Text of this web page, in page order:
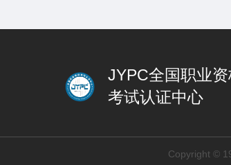
JYPC全国职业资
考试认证中心
Copyright ©